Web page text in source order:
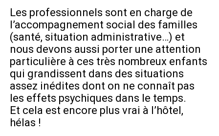
Les professionnels sont en charge de
l’accompagnement social des familles
(santé, situation administrative…) et
nous devons aussi porter une attention
particulière à ces très nombreux enfants
qui grandissent dans des situations
assez inédites dont on ne connaît pas
les effets psychiques dans le temps.
Et cela est encore plus vrai à l’hôtel,
hélas !